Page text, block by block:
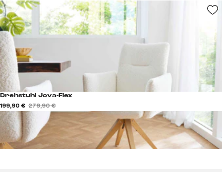
Drehstuhl Jova-Flex
199,90 € 279,90 €